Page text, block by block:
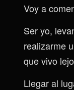
Voy a
Ser yo,
realizarme
que vivo
Llegar al